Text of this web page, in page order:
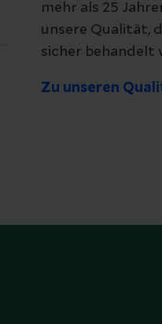
mehr als 25
unsere Qualität,
sicher behandelt
Zu unseren